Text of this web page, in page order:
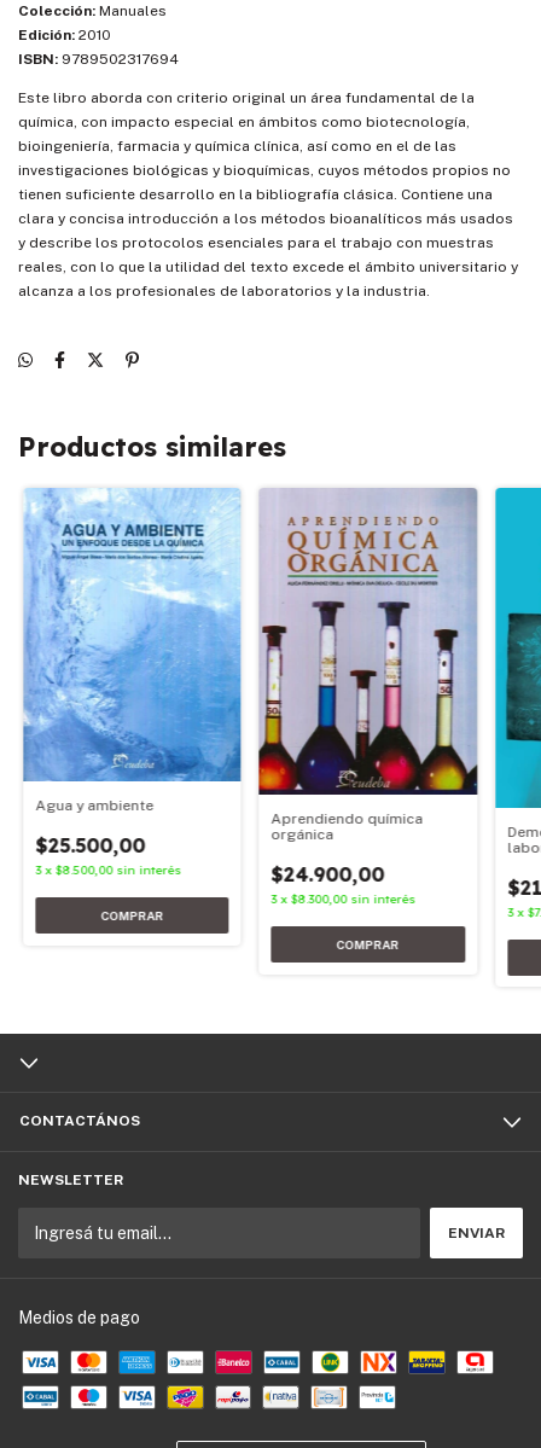
Colección: Manuales
Edición: 2010
ISBN: 9789502317694
Este libro aborda con criterio original un área fundamental de la
química, con impacto especial en ámbitos como biotecnología,
bioingeniería, farmacia y química clínica, así como en el de las
investigaciones biológicas y bioquímicas, cuyos métodos propios no
tienen suficiente desarrollo en la bibliografía clásica. Contiene una
clara y concisa introducción a los métodos bioanalíticos más usados
y describe los protocolos esenciales para el trabajo con muestras
reales, con lo que la utilidad del texto excede el ámbito universitario y
alcanza a los profesionales de laboratorios y la industria.
Productos similares
Agua y ambiente
$25.500,00
3 x $8.500,00 sin interés
Aprendiendo química
orgánica
$24.900,00
3 x$8.300,00 sin interés
3 x
CONTACTÁNOS
NEWSLETTER
Medios de pago